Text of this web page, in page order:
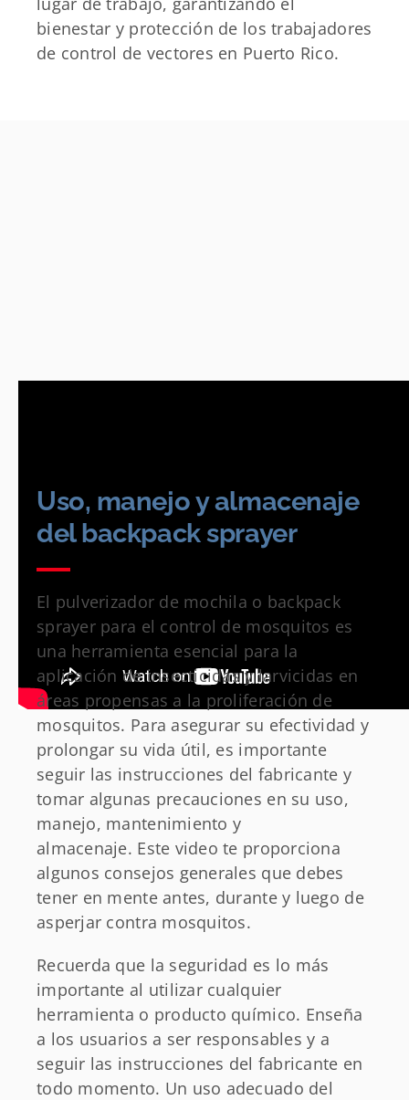
bienestar y protección de los trabajadores
de control de vectores en Puerto Rico.
Uso, manejo y almacenaje
del backpack sprayer
El pulverizador de mochila o backpack
sprayer para el control de mosquitos es
una herramienta esencial para la
aplicación de insecticidas y larvicidas en
áreas propensas a la proliferación de
mosquitos. Para asegurar su efectividad y
prolongar su vida útil, es importante
seguir las instrucciones del fabricante y
tomar algunas precauciones en su uso,
manejo, mantenimiento y
almacenaje. Este video te proporciona
algunos consejos generales que debes
tener en mente antes, durante y luego de
asperjar contra mosquitos.
Recuerda que la seguridad es lo más
importante al utilizar cualquier
herramienta o producto químico. Enseña
a los usuarios a ser responsables y a
seguir las instrucciones del fabricante en
todo momento. Un uso adecuado del